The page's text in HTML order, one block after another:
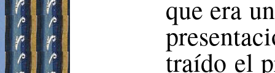
que era
traído el